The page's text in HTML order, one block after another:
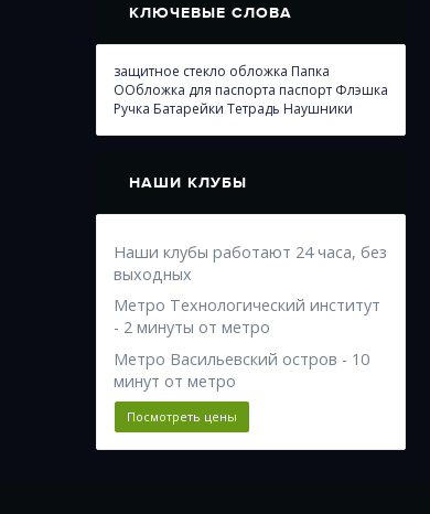
КЛЮЧЕВЫЕ СЛОВА
защитное стекло обложка Папка
ООбложка для паспорта паспорт Флэшка
Ручка Батарейки Тетрадь Наушники
НАШИ КЛУБЫ
Наши клубы работают 24 часа, без
выходных
Метро Технологический институт
- 2 минуты от метро
Метро Васильевский остров - 10
минут от метро
Посмотреть цены